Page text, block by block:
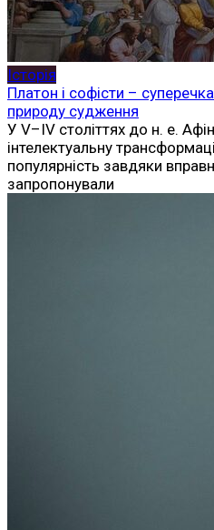
Історія
Платон і софісти –
природу судження
У V–IV століттях до н. е.
інтелектуальну
популярність завдяки
запропонували